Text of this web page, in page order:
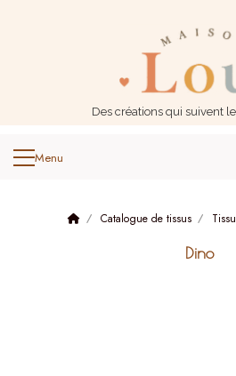
Des créations qui suivent
Catalogue de tissus
Dino